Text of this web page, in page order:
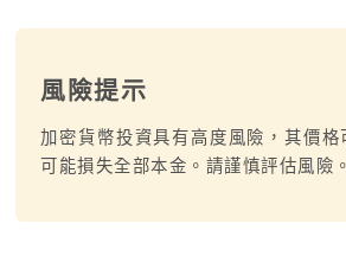
風險提示
加密貨幣投資具有高度風險，其價格
可能損失全部本金。請謹慎評估風險。